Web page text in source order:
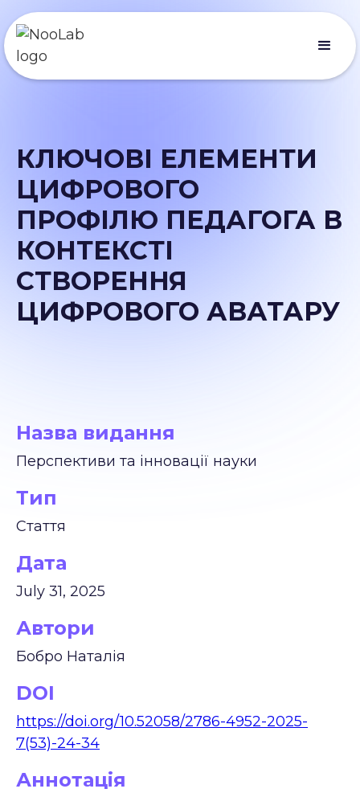
КЛЮЧОВІ ЕЛЕМЕНТИ
ЦИФРОВОГО
ПРОФІЛЮ ПЕДАГОГА В
КОНТЕКСТІ
СТВОРЕННЯ
ЦИФРОВОГО АВАТАРУ
Назва видання
Перспективи та інновації науки
Тип
Стаття
Дата
July 31, 2025
Автори
Бобро Наталія
DOI
https://doi.org/10.52058/2786-4952-2025-
7(53)-24-34
Аннотація